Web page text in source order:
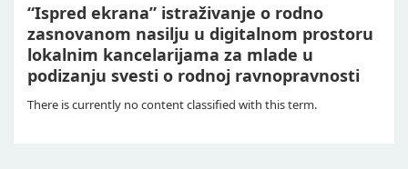
“Ispred ekrana” istraživanje o rodno
zasnovanom nasilju u digitalnom prostoru
lokalnim kancelarijama za mlade u
podizanju svesti o rodnoj ravnopravnosti
There is currently no content classified with this term.